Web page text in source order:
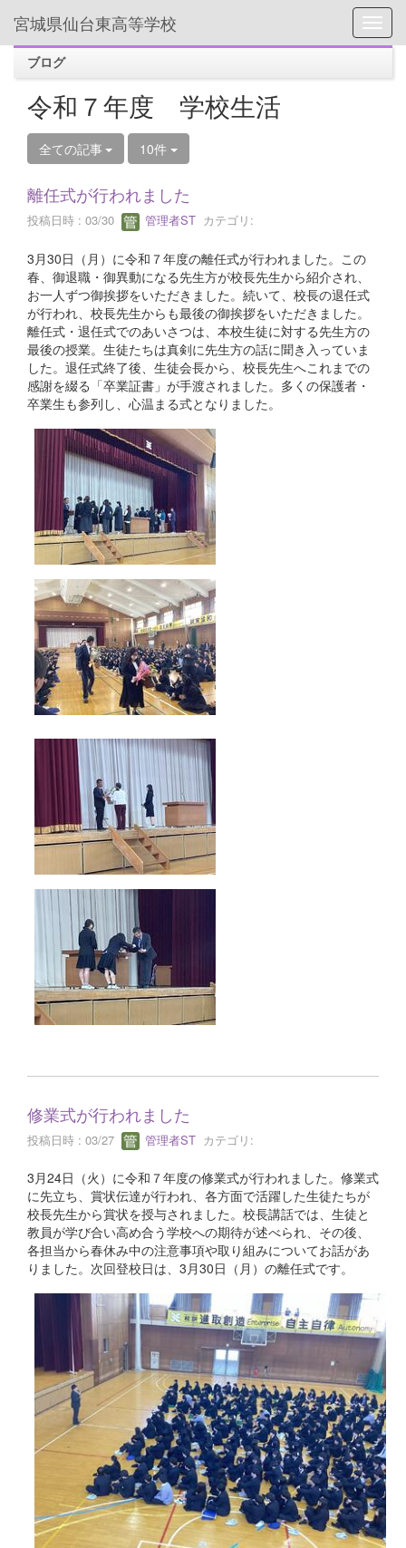
宮城県仙台東高等学校
ブログ
令和７年度 学校生活
全ての記事 10件
離任式が行われました
投稿日時 : 03/30 管理者ST カテゴリ:
3月30日（月）に令和７年度の離任式が行われました。この
春、御退職・御異動になる先生方が校長先生から紹介され、
お一人ずつ御挨拶をいただきました。続いて、校長の退任式
が行われ、校長先生からも最後の御挨拶をいただきました。
離任式・退任式でのあいさつは、本校生徒に対する先生方の
最後の授業。生徒たちは真剣に先生方の話に聞き入っていま
した。退任式終了後、生徒会長から、校長先生へこれまでの
感謝を綴る「卒業証書」が手渡されました。多くの保護者・
卒業生も参列し、心温まる式となりました。
修業式が行われました
投稿日時 : 03/27 管理者ST カテゴリ:
3月24日（火）に令和７年度の修業式が行われました。修業式
に先立ち、賞状伝達が行われ、各方面で活躍した生徒たちが
校長先生から賞状を授与されました。校長講話では、生徒と
教員が学び合い高め合う学校への期待が述べられ、その後、
各担当から春休み中の注意事項や取り組みについてお話があ
りました。次回登校日は、3月30日（月）の離任式です。